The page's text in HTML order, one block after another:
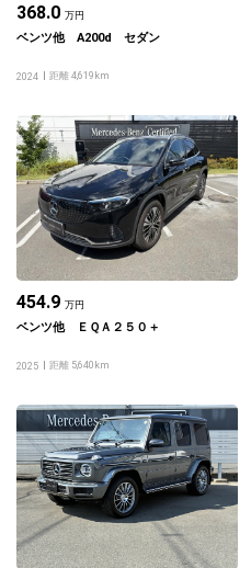
368.0 万円
ベンツ他 A200d セダン
2024 距離 4,619km
454.9 万円
ベンツ他 ＥＱＡ２５０＋
2025 距離 5,640km